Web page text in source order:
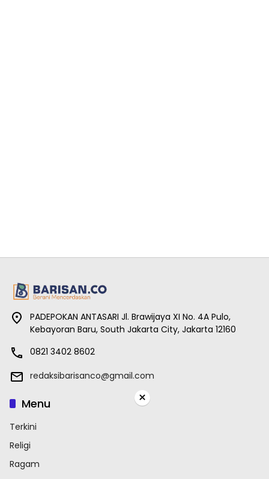
PADEPOKAN ANTASARI Jl. Brawijaya XI No. 4A Pulo,
Kebayoran Baru, South Jakarta City, Jakarta 12160
0821 3402 8602
redaksibarisanco@gmail.com
Menu
Terkini
Religi
Ragam
×